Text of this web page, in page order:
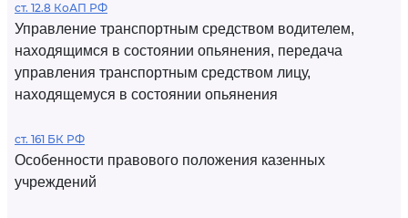
ст. 12.8 КоАП РФ
Управление транспортным средством водителем,
находящимся в состоянии опьянения, передача
управления транспортным средством лицу,
находящемуся в состоянии опьянения
ст. 161 БК РФ
Особенности правового положения казенных
учреждений